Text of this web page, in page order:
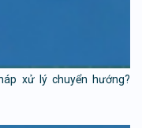
xử lý chuyển hướng?